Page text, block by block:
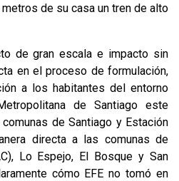
de su casa un tren de alto
de gran escala e impacto sin
en el proceso de formulación,
a los habitantes del entorno
de Santiago este
de Santiago y Estación
directa a las comunas de
Lo Espejo, El Bosque y San
cómo EFE no tomó en